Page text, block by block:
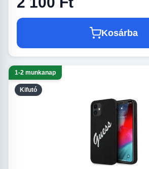
Kosárba
Kifutó
1-2 munkanap